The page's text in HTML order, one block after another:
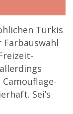
Türkis
Farbauswahl
Camouflage-
Sei’s